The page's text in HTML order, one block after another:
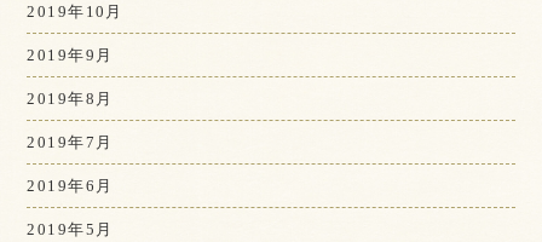
2019年10月
2019年9月
2019年8月
2019年7月
2019年6月
2019年5月